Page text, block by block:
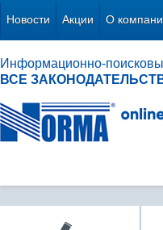
Новости Акции О
Информационно-
ВСЕ